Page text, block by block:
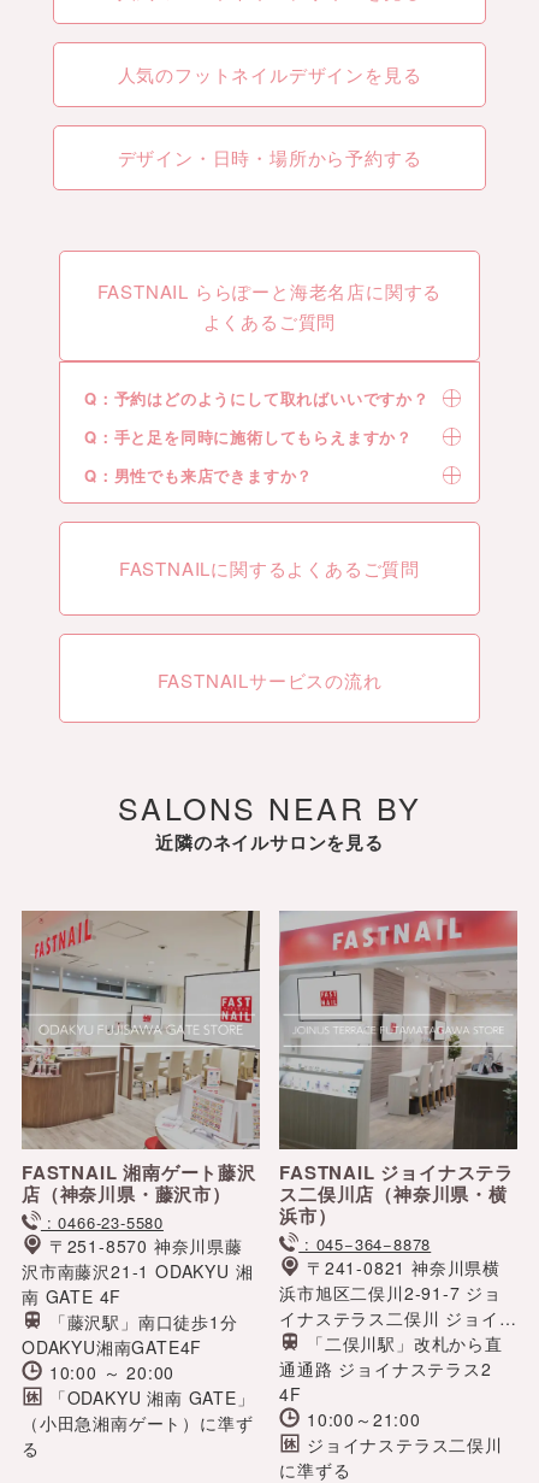
人気のフットネイルデザインを見る
デザイン・日時・場所から予約する
FASTNAIL ららぽーと海老名店に関する
よくあるご質問
Q：予約はどのようにして取ればいいですか？
Q：手と足を同時に施術してもらえますか？
Q：男性でも来店できますか？
FASTNAILに関するよくあるご質問
FASTNAILサービスの流れ
SALONS NEAR BY
近隣のネイルサロンを見る
FASTNAIL 湘南ゲート藤沢
店 （神奈川県・藤沢市）
: 0466-23-5580
沢市南藤沢21-1 ODAKYU 湘
南 GATE 4F
ODAKYU湘南GATE4F
10:00 ～ 20:00
（小田急湘南ゲート）に準ず
る
FASTNAIL ジョイナステラ
ス二俣川店 （神奈川県・横
浜市）
: 045−364−8878
浜市旭区二俣川2-91-7 ジョ
イナステラス二俣川 ジョイナ
ステラス2 4F
通通路 ジョイナステラス2
4F
10:00～21:00
に準ずる